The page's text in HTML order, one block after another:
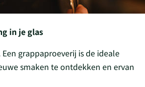
in je glas
grappaproeverij is de ideale
smaken te ontdekken en ervan